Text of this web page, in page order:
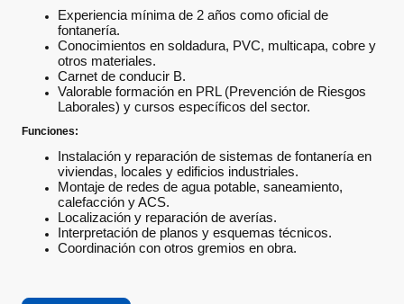
Experiencia mínima de 2 años como oficial de
fontanería.
Conocimientos en soldadura, PVC, multicapa, cobre y
otros materiales.
Carnet de conducir B.
Valorable formación en PRL (Prevención de Riesgos
Laborales) y cursos específicos del sector.
Funciones:
Instalación y reparación de sistemas de fontanería en
viviendas, locales y edificios industriales.
Montaje de redes de agua potable, saneamiento,
calefacción y ACS.
Localización y reparación de averías.
Interpretación de planos y esquemas técnicos.
Coordinación con otros gremios en obra.